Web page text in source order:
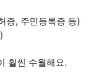
증, 주민등록증 등)
훨씬 수월해요.